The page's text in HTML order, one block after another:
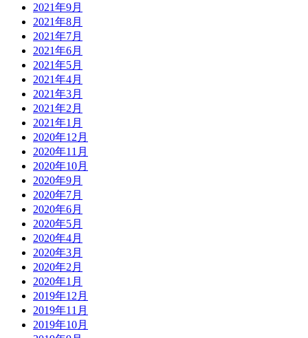
2021年9月
2021年8月
2021年7月
2021年6月
2021年5月
2021年4月
2021年3月
2021年2月
2021年1月
2020年12月
2020年11月
2020年10月
2020年9月
2020年7月
2020年6月
2020年5月
2020年4月
2020年3月
2020年2月
2020年1月
2019年12月
2019年11月
2019年10月